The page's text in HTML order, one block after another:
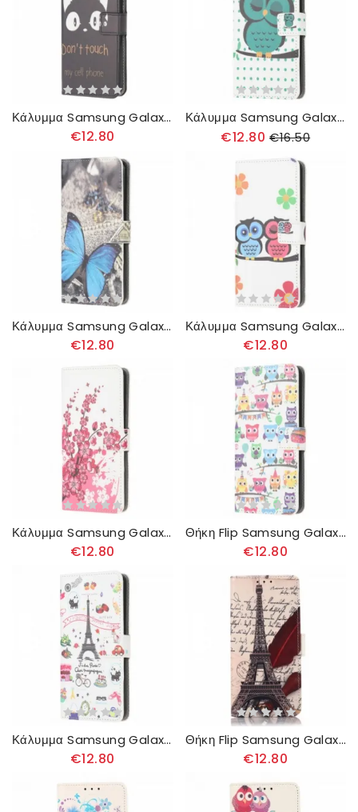
Κάλυμμα Samsung Galaxy A22 4G Μην Αγγίζετε Το Κινητό Μου
€12.80
Κάλυμμα Samsung Galaxy A22 4G Κουκουβάγια
€12.80 €16.50
Κάλυμμα Samsung Galaxy A22 4G Blue Prestige Butterfly
€12.80
Κάλυμμα Samsung Galaxy A22 4G Ζευγάρι Κουκουβάγιες
€12.80
Κάλυμμα Samsung Galaxy A22 4G Τροπικά Λουλούδια
€12.80
Θήκη Flip Samsung Galaxy A22 4G Κουκουβάγιες
€12.80
Κάλυμμα Samsung Galaxy A22 4G Λατρεύω Το Παρίσι
€12.80
Θήκη Flip Samsung Galaxy A22 4G Πύργος Του Άιφελ
€12.80